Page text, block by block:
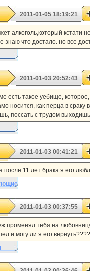
2011-01-05 18:19:21
алкоголь,который кстати
знаю что достало. но все
2011-01-03 20:52:43
есть такое уебище,
носится, как перца в сраку
поссать с трудом
2011-01-03 00:41:21
после 11 лет брака я его
2011-01-03 00:37:55
променял тебя на
и могу ли я его вернуть????